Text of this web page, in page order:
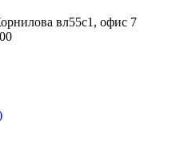
вл55с1, офис 7